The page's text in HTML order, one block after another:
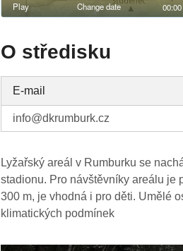
O středisku
E-mail
info@dkrumburk.cz
Lyžařský areál v Rumburku se
stadionu. Pro návštěvníky areálu je
300 m, je vhodná i pro děti. Umělé
klimatických podmínek